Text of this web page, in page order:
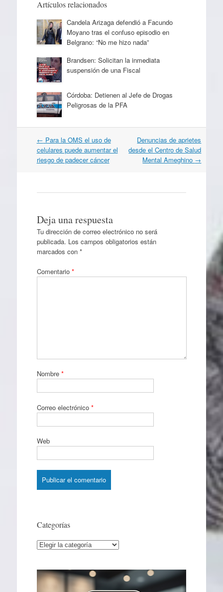
Artículos relacionados
Candela Arizaga defendió a Facundo
Moyano tras el confuso episodio en
Belgrano: “No me hizo nada”
Brandsen: Solicitan la inmediata
suspensión de una Fiscal
Córdoba: Detienen al Jefe de Drogas
Peligrosas de la PFA
Navegación
por
artículos
← Para la OMS el uso de
celulares puede aumentar el
riesgo de padecer cáncer
Denuncias de aprietes
desde el Centro de Salud
Mental Ameghino →
Deja una respuesta
Tu dirección de correo electrónico no será
publicada. Los campos obligatorios están
marcados con *
Comentario *
Nombre *
Correo electrónico *
Web
Categorías
Categorías